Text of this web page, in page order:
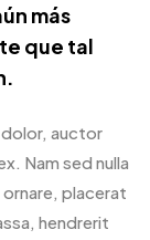
más
que tal
dolor, auctor
Nam sed nulla
placerat
hendrerit